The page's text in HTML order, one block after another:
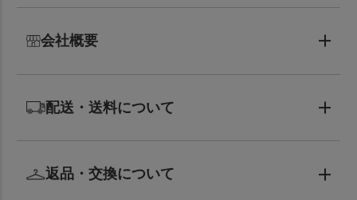
会社概要
配送・送料について
返品・交換について